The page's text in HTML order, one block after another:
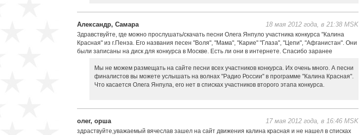
Александр, Самара 18 мая 2012 года, в 21:38 MSK
Здравствуйте, где можно прослушать/скачать песни Олега Янпуло участника конкурса "Калина
Красная" из г.Пенза. Его названия песен "Воля", "Мама", "Карие" "Глаза", "Цепи", "Афганистан". Они
были записаны на диск для конкурса в Москве. Есть ли они в интернете. Спасибо заранее
Мы не можем размещать на сайте песни всех участников конкурса. Их очень много. А песни
финалистов вы можете услышать на волнах "Радио России" в программе "Калина Красная".
Что касается Олега Янпула, его нет в списках участников второго этапа конкурса.
олег, орша 17 мая 2012 года, в 16:46 MSK
здраствуйте,уважаемый вячеслав зашел на сайт движения калина красная и не нашел в списках